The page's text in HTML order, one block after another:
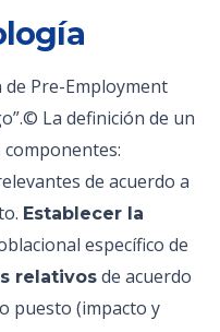
de Pre-Employment
La definición de un
de acuerdo a
Establecer la
específico de
relativos de acuerdo
puesto (impacto y